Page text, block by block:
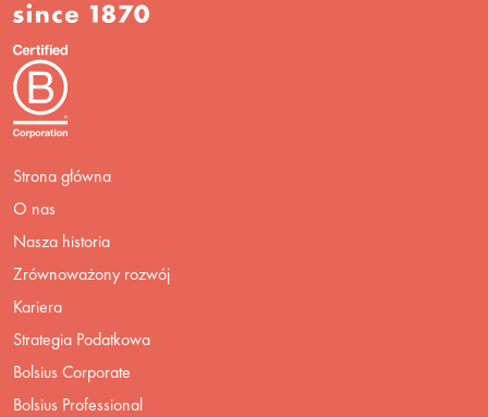
Strona główna
O nas
Nasza historia
Zrównoważony rozwój
Kariera
Strategia Podatkowa
Bolsius Corporate
Bolsius Professional